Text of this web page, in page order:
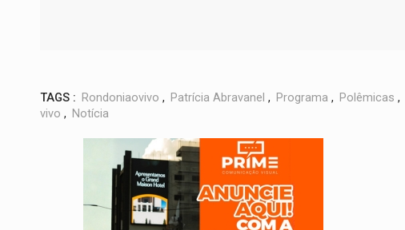
TAGS : Rondoniaovivo , Patrícia Abravanel , Programa , Polêmicas ,
vivo , Notícia